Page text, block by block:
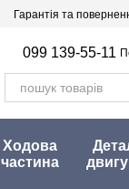
Гарантія та
099 139-55-11
Ходова
частина